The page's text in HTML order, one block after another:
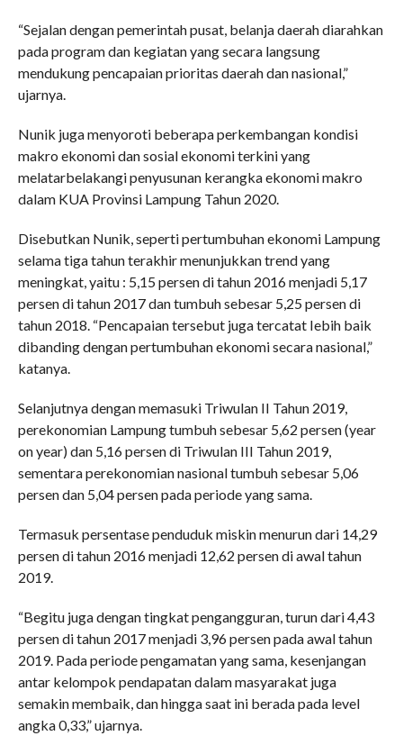
“Sejalan dengan pemerintah pusat, belanja daerah diarahkan
pada program dan kegiatan yang secara langsung
mendukung pencapaian prioritas daerah dan nasional,”
ujarnya.
Nunik juga menyoroti beberapa perkembangan kondisi
makro ekonomi dan sosial ekonomi terkini yang
melatarbelakangi penyusunan kerangka ekonomi makro
dalam KUA Provinsi Lampung Tahun 2020.
Disebutkan Nunik, seperti pertumbuhan ekonomi Lampung
selama tiga tahun terakhir menunjukkan trend yang
meningkat, yaitu : 5,15 persen di tahun 2016 menjadi 5,17
persen di tahun 2017 dan tumbuh sebesar 5,25 persen di
tahun 2018. “Pencapaian tersebut juga tercatat Iebih baik
dibanding dengan pertumbuhan ekonomi secara nasional,”
katanya.
Selanjutnya dengan memasuki Triwulan II Tahun 2019,
perekonomian Lampung tumbuh sebesar 5,62 persen (year
on year) dan 5,16 persen di Triwulan III Tahun 2019,
sementara perekonomian nasional tumbuh sebesar 5,06
persen dan 5,04 persen pada periode yang sama.
Termasuk persentase penduduk miskin menurun dari 14,29
persen di tahun 2016 menjadi 12,62 persen di awal tahun
2019.
“Begitu juga dengan tingkat pengangguran, turun dari 4,43
persen di tahun 2017 menjadi 3,96 persen pada awal tahun
2019. Pada periode pengamatan yang sama, kesenjangan
antar kelompok pendapatan dalam masyarakat juga
semakin membaik, dan hingga saat ini berada pada level
angka 0,33,” ujarnya.